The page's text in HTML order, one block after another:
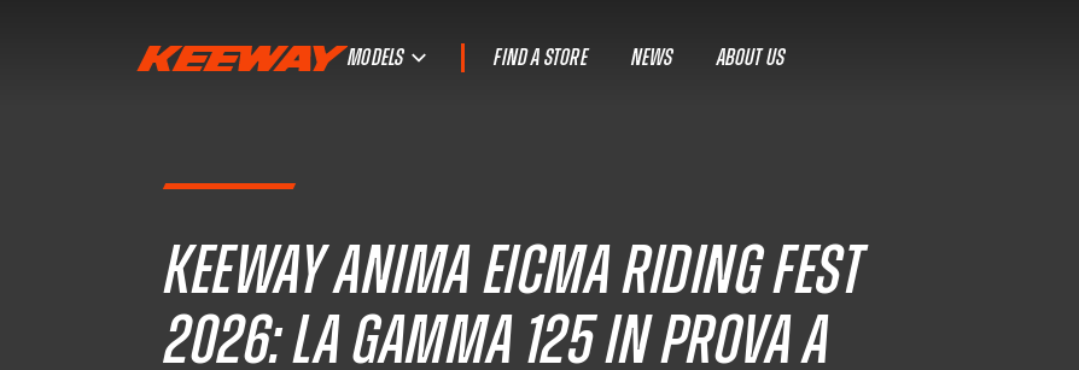
MODELS FIND A STORE NEWS ABOUT US
Keeway anima EICMA Riding Fest
2026: la gamma 125 in prova a